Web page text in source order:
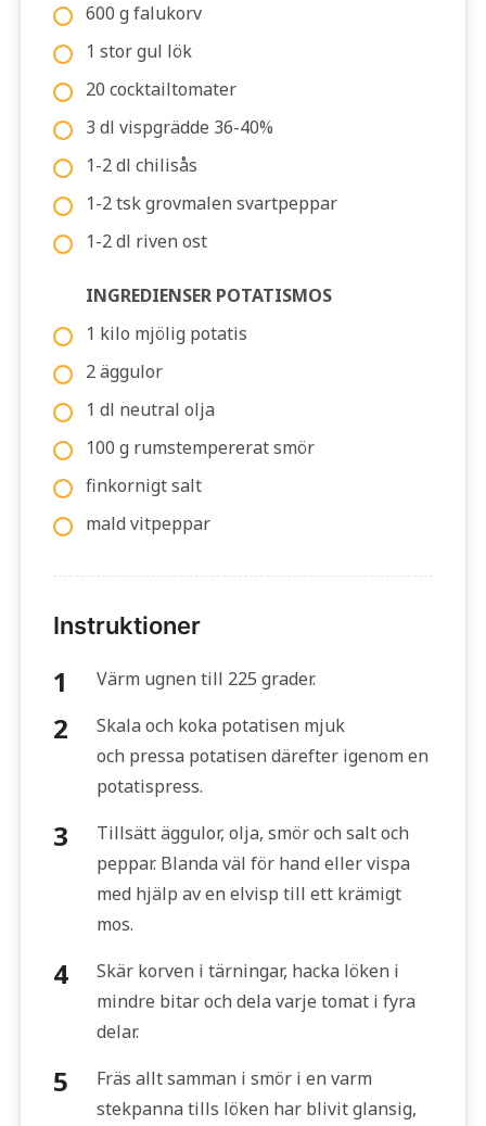
600 g falukorv
1 stor gul lök
20 cocktailtomater
3 dl vispgrädde 36-40%
1-2 dl chilisås
1-2 tsk grovmalen svartpeppar
1-2 dl riven ost
INGREDIENSER POTATISMOS
1 kilo mjölig potatis
2 äggulor
1 dl neutral olja
100 g rumstempererat smör
finkornigt salt
mald vitpeppar
Instruktioner
Värm ugnen till 225 grader.
Skala och koka potatisen mjuk
och pressa potatisen därefter igenom en
potatispress.
Tillsätt äggulor, olja, smör och salt och
peppar. Blanda väl för hand eller vispa
med hjälp av en elvisp till ett krämigt
mos.
Skär korven i tärningar, hacka löken i
mindre bitar och dela varje tomat i fyra
delar.
Fräs allt samman i smör i en varm
stekpanna tills löken har blivit glansig,